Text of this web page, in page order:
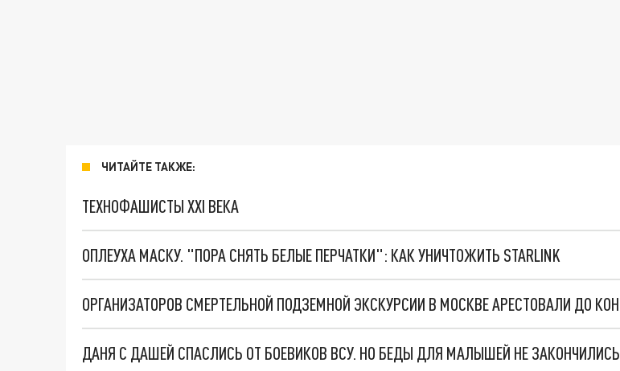
ЧИТАЙТЕ ТАКЖЕ:
ТЕХНОФАШИСТЫ XXI ВЕКА
ОПЛЕУХА МАСКУ. "ПОРА СНЯТЬ БЕЛЫЕ ПЕРЧАТКИ": КАК УНИЧТОЖИТЬ STARLINK
ДАНЯ С ДАШЕЙ СПАСЛИСЬ ОТ БОЕВИКОВ ВСУ. НО БЕДЫ ДЛЯ МАЛЫШЕЙ НЕ ЗАКОНЧИЛИСЬ